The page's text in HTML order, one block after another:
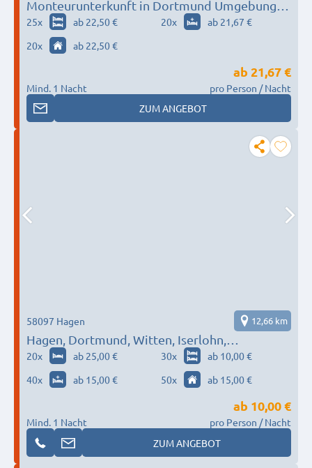
Monteurunterkunft in Dortmund Umgebung
nach Wunsch / Bedürfnis
25x ab 22,50 € 20x
ab 21,67 €
20x ab 22,50 €
Mind. 1 Nacht
ab 21,67 €
pro Person / Nacht
ZUM ANGEBOT
Hagen, Dortmund, Witten, Iserlohn,
Lüdenscheid…
58097 Hagen 12,66 km
20x ab 25,00 € 30x
ab 10,00 €
40x ab 15,00 € 50x ab 15,00 €
Mind. 1 Nacht
ab 10,00 €
pro Person / Nacht
ZUM ANGEBOT